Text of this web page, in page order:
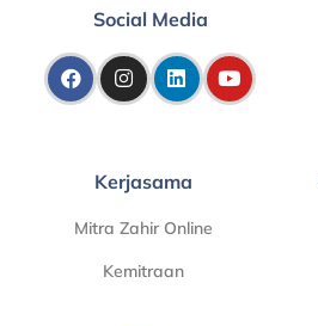
Social Media
Kerjasama
Mitra Zahir Online
Kemitraan